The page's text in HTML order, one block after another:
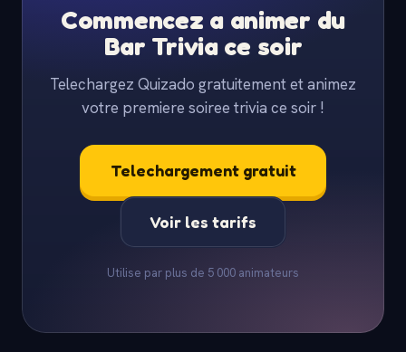
Commencez a animer du
Bar Trivia ce soir
Telechargez Quizado gratuitement et animez
votre premiere soiree trivia ce soir !
Telechargement gratuit
Voir les tarifs
Utilise par plus de 5 000 animateurs